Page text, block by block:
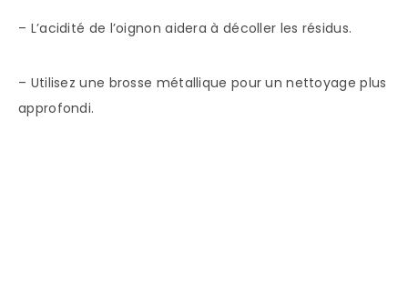
– L’acidité de l’oignon aidera à décoller les résidus.
– Utilisez une brosse métallique pour un nettoyage plus
approfondi.